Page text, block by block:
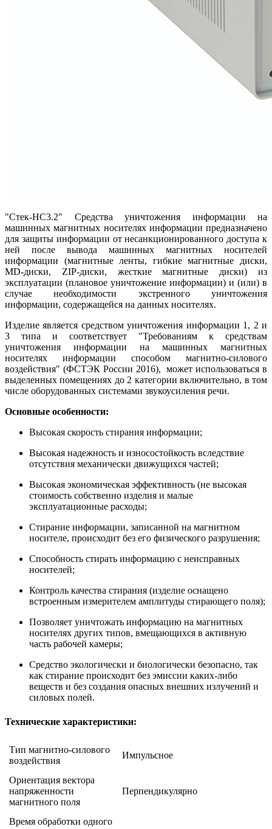
"Стек-НС3.2" Средства уничтожения информации на
машинных магнитных носителях информации предназначено
для защиты информации от несанкционированного доступа к
ней после вывода машинных магнитных носителей
информации (магнитные ленты, гибкие магнитные диски,
MD-диски, ZIP-диски, жесткие магнитные диски) из
эксплуатации (плановое уничтожение информации) и (или) в
случае необходимости экстренного уничтожения
информации, содержащейся на данных носителях.
Изделие является средством уничтожения информации 1, 2 и
3 типа и соответствует "Требованиям к средствам
уничтожения информации на машинных магнитных
носителях информации способом магнитно-силового
воздействия" (ФСТЭК России 2016), может использоваться в
выделенных помещениях до 2 категории включительно, в том
числе оборудованных системами звукоусиления речи.
Основные особенности:
Высокая скорость стирания информации;
Высокая надежность и износостойкость вследствие
отсутствия механически движущихся частей;
Высокая экономическая эффективность (не высокая
стоимость собственно изделия и малые
эксплуатационные расходы;
Стирание информации, записанной на магнитном
носителе, происходит без его физического разрушения;
Способность стирать информацию с неисправных
носителей;
Контроль качества стирания (изделие оснащено
встроенным измерителем амплитуды стирающего поля);
Позволяет уничтожать информацию на магнитных
носителях других типов, вмещающихся в активную
часть рабочей камеры;
Средство экологически и биологически безопасно, так
как стирание происходит без эмиссии каких-либо
веществ и без создания опасных внешних излучений и
силовых полей.
Технические характеристики:
Тип магнитно-силового
воздействия
Импульсное
Ориентация вектора
напряженности
магнитного поля
Перпендикулярно
Время обработки одного